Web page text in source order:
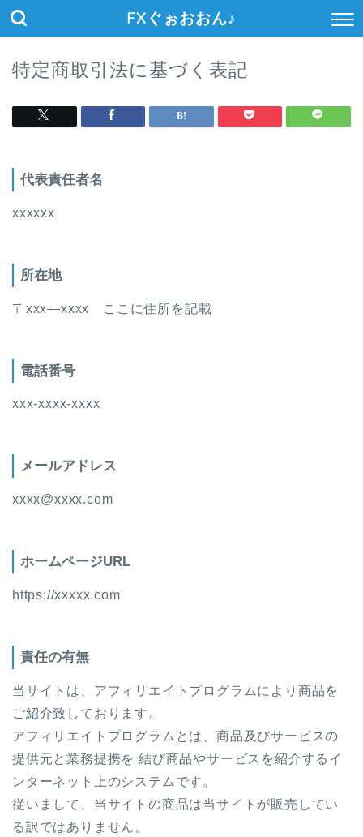
FXぐぉおおん♪
特定商取引法に基づく表記
代表責任者名
xxxxxx
所在地
〒xxx―xxxx ここに住所を記載
電話番号
xxx-xxxx-xxxx
メールアドレス
xxxx@xxxx.com
ホームページURL
https://xxxxx.com
責任の有無
当サイトは、アフィリエイトプログラムにより商品を
ご紹介致しております。
アフィリエイトプログラムとは、商品及びサービスの
提供元と業務提携を 結び商品やサービスを紹介するイ
ンターネット上のシステムです。
従いまして、当サイトの商品は当サイトが販売してい
る訳ではありません。